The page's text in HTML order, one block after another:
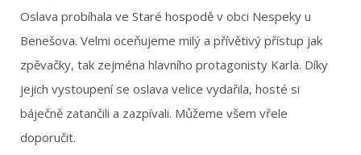
Oslava probíhala ve Staré hospodě v obci Nespeky u
Benešova. Velmi oceňujeme milý a přívětivý přístup jak
zpěvačky, tak zejména hlavního protagonisty Karla. Díky
jejich vystoupení se oslava velice vydařila, hosté si
báječně zatančili a zazpívali. Můžeme všem vřele
doporučit.